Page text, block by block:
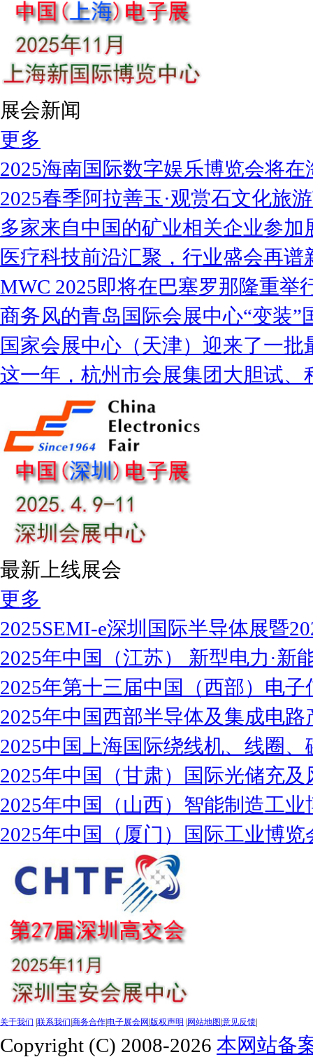
展会新闻
更多
2025海南国际数字娱乐博览会将在
2025春季阿拉善玉·观赏石文化旅
多家来自中国的矿业相关企业参加
医疗科技前沿汇聚，行业盛会再谱
MWC 2025即将在巴塞罗那隆重举
商务风的青岛国际会展中心“变装”
国家会展中心（天津）迎来了一批
这一年，杭州市会展集团大胆试、
最新上线展会
更多
2025SEMI-e深圳国际半导体展暨
2025年中国（江苏） 新型电力·新
2025年第十三届中国（西部）电子
2025年中国西部半导体及集成电路
2025中国上海国际绕线机、线圈、
2025年中国（甘肃）国际光储充及
2025年中国（山西）智能制造工业
2025年中国（厦门）国际工业博览
关于我们 联系我们 商务合作电子展会网 版权声明 网站地图 意见反馈
Copyright (C) 2008-2026 本网站备